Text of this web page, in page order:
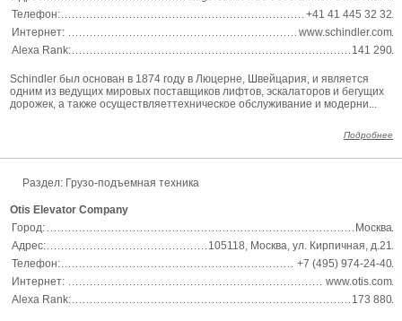
Телефон:
+41 41 445 32 32
Интернет:
www.schindler.com
Alexa Rank:
141 290
Schindler был основан в 1874 году в Люцерне, Швейцария, и является
одним из ведущих мировых поставщиков лифтов, эскалаторов и бегущих
дорожек, а также осуществляеттехническое обслуживание и модерни...
Подробнее
Раздел: Грузо-подъемная техника
Otis Elevator Company
Город:
Москва
Адрес:
105118, Москва, ул. Кирпичная, д.21
Телефон:
+7 (495) 974-24-40
Интернет:
www.otis.com
Alexa Rank:
173 880